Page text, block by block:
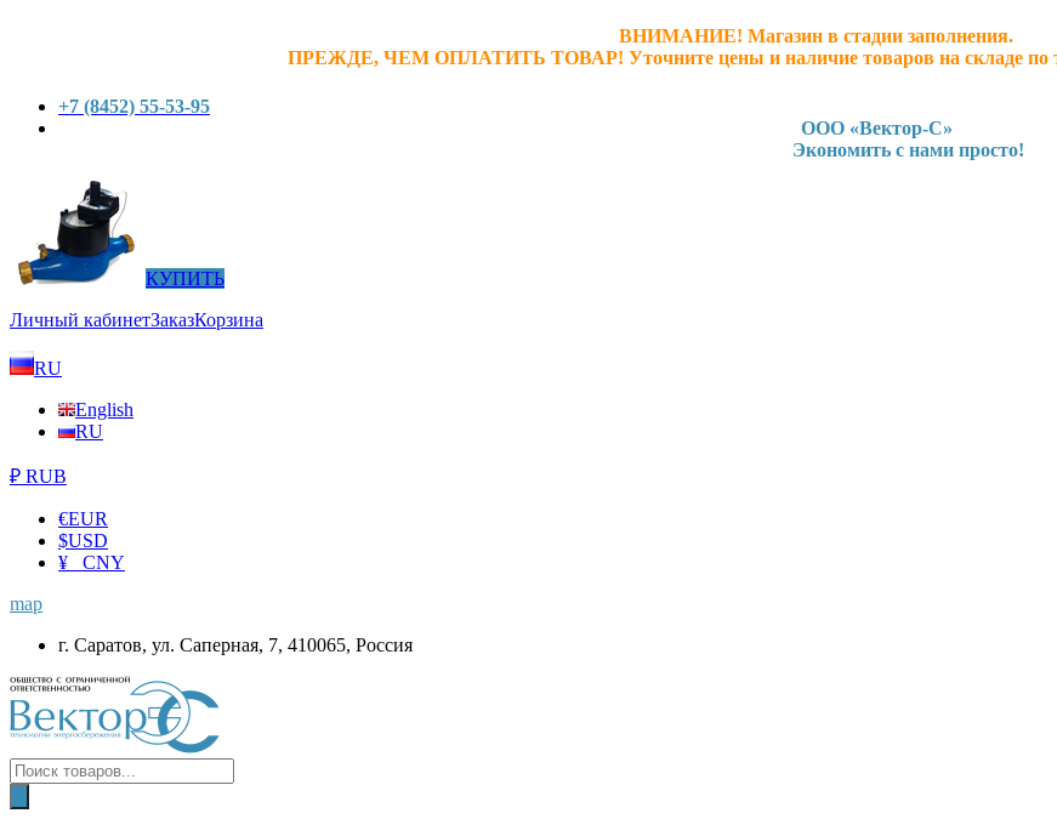
ВНИМАНИЕ! Магазин в стадии заполнения.
ПРЕЖДЕ, ЧЕМ ОПЛАТИТЬ ТОВАР! Уточните цены и наличие товаров на складе по
+7 (8452) 55-53-95
ООО «Вектор-С»
Экономить с нами просто!
КУПИТЬ
Личный кабинетЗаказКорзина
RU
English
RU
₽ RUB
€EUR
$USD
¥ CNY
map
г. Саратов, ул. Саперная, 7, 410065, Россия